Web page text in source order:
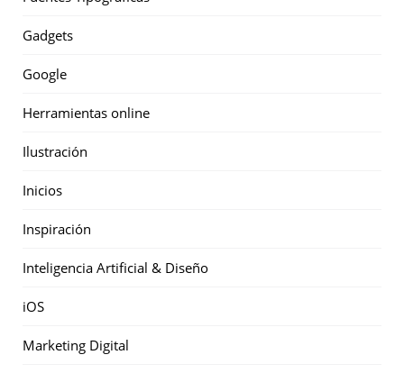
Gadgets
Google
Herramientas online
Ilustración
Inicios
Inspiración
Inteligencia Artificial & Diseño
iOS
Marketing Digital